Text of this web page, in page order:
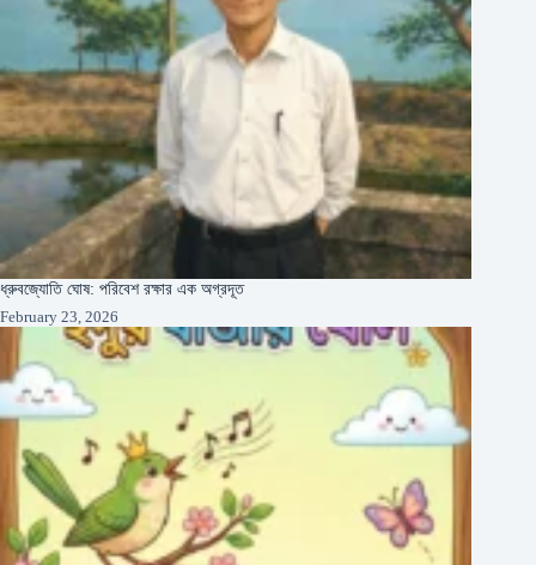
ধ্রুবজ্যোতি ঘোষ: পরিবেশ রক্ষার এক অগ্রদূত
February 23, 2026